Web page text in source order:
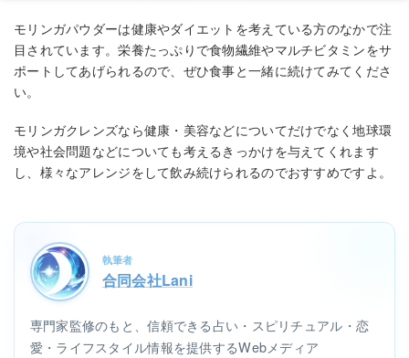
モリンガパウダーは健康やダイエットを考えている方のなかで注
目されています。栄養たっぷりで食物繊維やマルチビタミンをサ
ポートしてあげられるので、ぜひ食事と一緒に続けてみてくださ
い。
モリンガクレンズなら健康・美容などについてだけでなく地球環
境や社会問題などについても考えるきっかけを与えてくれます
し、様々なアレンジをして飲み続けられるのでおすすめですよ。
執筆者
合同会社Lani
専門家監修のもと、信頼できる占い・スピリチュアル・恋
愛・ライフスタイル情報を提供するWebメディア